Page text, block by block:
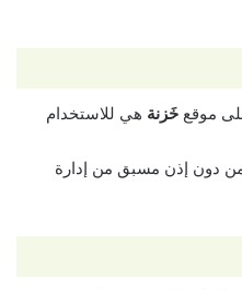
موقع خَزنة هي للاستخدام
دون إذن مسبق من إدارة